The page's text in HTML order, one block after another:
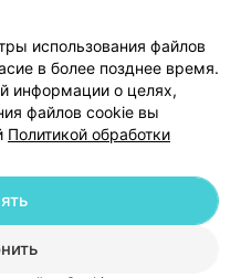
данных
| 220012, Республика Беларусь,
пом. 16 | help@103.by
+375 291212755
использования файлов
в более позднее время.
информации о целях,
файлов cookie вы
Политикой обработки